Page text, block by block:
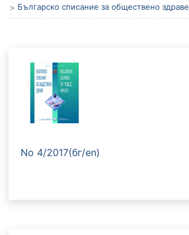
Българско списание за обществено здраве
No 4/2017(бг/en)